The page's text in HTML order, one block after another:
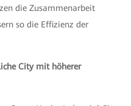
die Zusammenarbeit
so die Effizienz der
City mit höherer